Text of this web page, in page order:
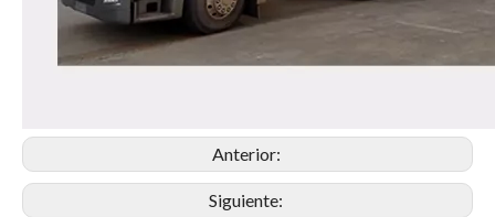
Anterior:
Siguiente: